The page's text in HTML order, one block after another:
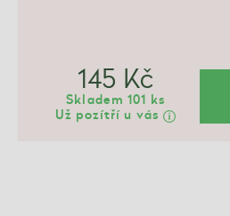
145 Kč
Skladem 101 ks
Už pozítří u vás